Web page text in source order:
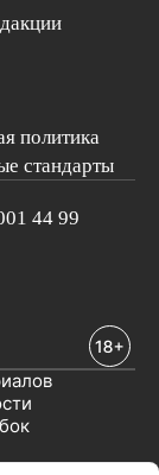
политика
стандарты
44 99